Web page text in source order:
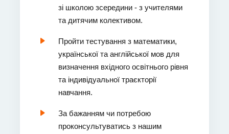
зі школою зсередини - з учителями
та дитячим колективом.
Пройти тестування з математики,
української та англійської мов для
визначення вхідного освітнього рівня
та індивідуальної траєкторії
навчання.
За бажанням чи потребою
проконсультуватись з нашим